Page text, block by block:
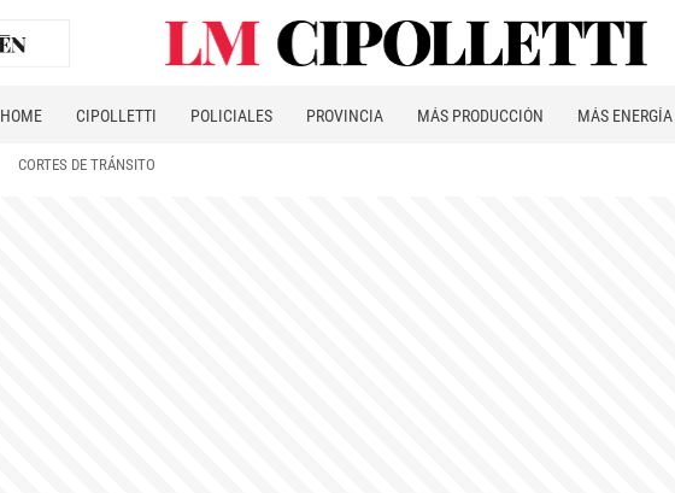
HOME CIPOLLETTI POLICIALES PROVINCIA MÁS PRODUCCIÓN MÁS ENERGÍA
CORTES DE TRÁNSITO